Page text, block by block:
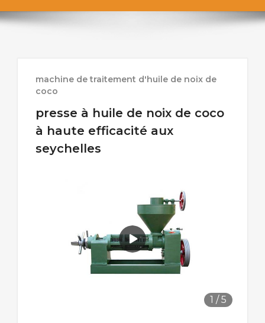
machine de traitement d'huile de noix de
coco
presse à huile de noix de coco
à haute efficacité aux
seychelles
1 /5